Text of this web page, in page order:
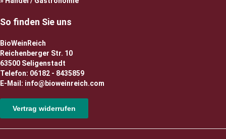
So finden Sie uns
BioWeinReich
Reichenberger Str. 10
63500 Seligenstadt
Telefon: 06182 - 8435859
E-Mail: info@bioweinreich.com
Vertrag widerrufen